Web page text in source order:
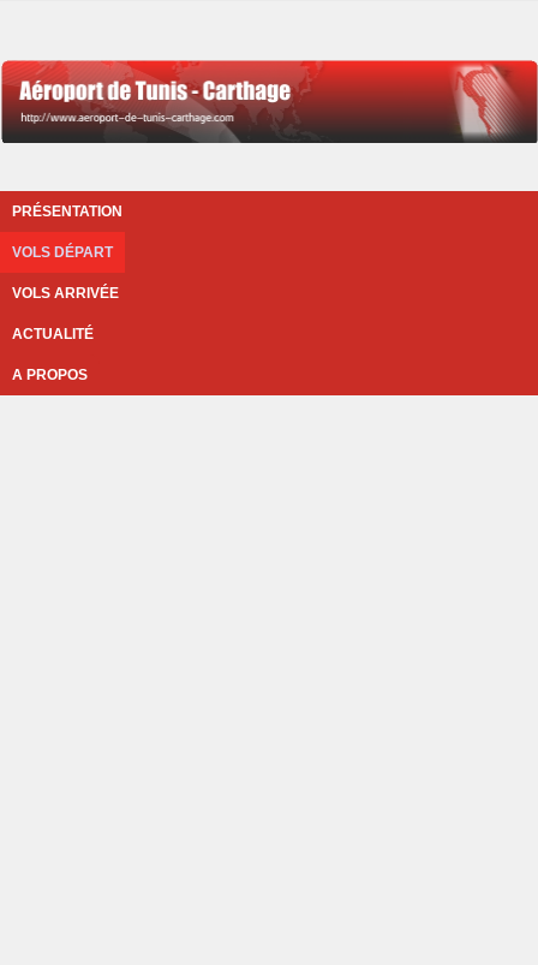
PRÉSENTATION
VOLS DÉPART
VOLS ARRIVÉE
ACTUALITÉ
A PROPOS